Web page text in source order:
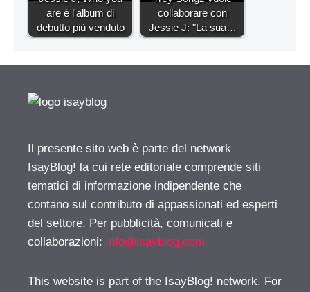
are è l'album di
debutto più venduto
collaborare con
Jessie J: "La sua…
Il presente sito web è parte del network
IsayBlog! la cui rete editoriale comprende siti
tematici di informazione indipendente che
contano sul contributo di appassionati ed esperti
del settore. Per pubblicità, comunicati e
collaborazioni: info@isayblog.com
This website is part of the IsayBlog! network. For